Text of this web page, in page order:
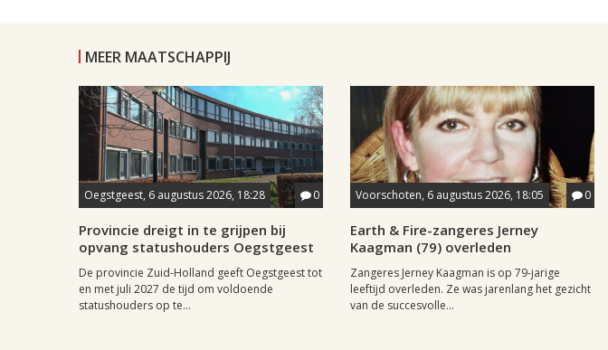
MEER MAATSCHAPPIJ
Oegstgeest, 6 augustus 2026, 18:28 0
Provincie dreigt in te grijpen bij
opvang statushouders Oegstgeest
De provincie Zuid-Holland geeft Oegstgeest tot
en met juli 2027 de tijd om voldoende
statushouders op te...
Voorschoten, 6 augustus 2026, 18:05 0
Earth & Fire-zangeres Jerney
Kaagman (79) overleden
Zangeres Jerney Kaagman is op 79-jarige
leeftijd overleden. Ze was jarenlang het gezicht
van de succesvolle...